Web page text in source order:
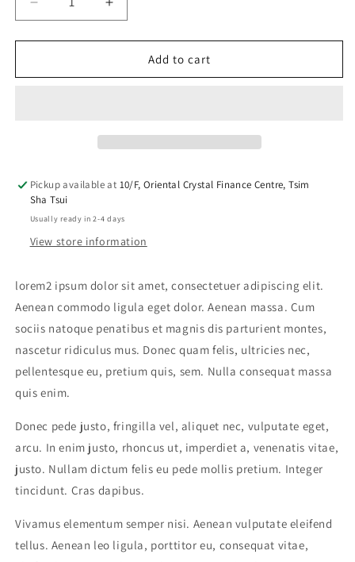
Decrease
quantity
for
Chair
Increase
quantity
for
lorem2
Chair
Add to cart
Pickup available at 10/F, Oriental Crystal Finance Centre, Tsim
Sha Tsui
Usually ready in 2-4 days
View store information
lorem2 ipsum dolor sit amet, consectetuer adipiscing elit.
Aenean commodo ligula eget dolor. Aenean massa. Cum
sociis natoque penatibus et magnis dis parturient montes,
nascetur ridiculus mus. Donec quam felis, ultricies nec,
pellentesque eu, pretium quis, sem. Nulla consequat massa
quis enim.
Donec pede justo, fringilla vel, aliquet nec, vulputate eget,
arcu. In enim justo, rhoncus ut, imperdiet a, venenatis vitae,
justo. Nullam dictum felis eu pede mollis pretium. Integer
tincidunt. Cras dapibus.
Vivamus elementum semper nisi. Aenean vulputate eleifend
tellus. Aenean leo ligula, porttitor eu, consequat vitae,